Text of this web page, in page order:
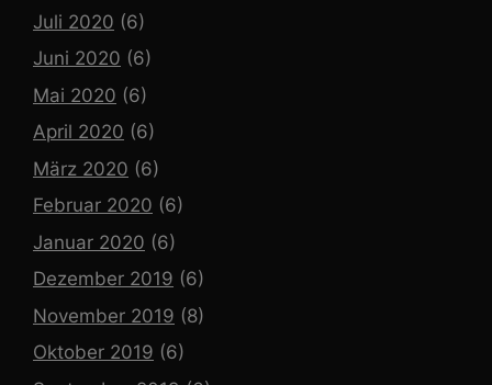
Juli 2020 (6)
Juni 2020 (6)
Mai 2020 (6)
April 2020 (6)
März 2020 (6)
Februar 2020 (6)
Januar 2020 (6)
Dezember 2019 (6)
November 2019 (8)
Oktober 2019 (6)